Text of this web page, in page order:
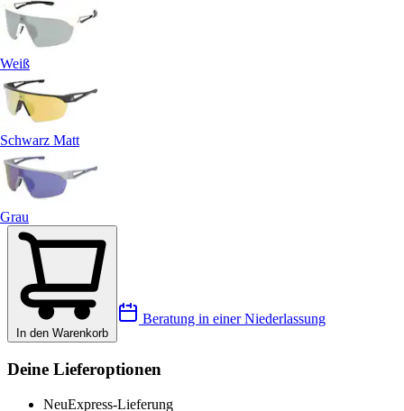
Weiß
Schwarz Matt
Grau
In den Warenkorb
Beratung in einer Niederlassung
Deine Lieferoptionen
NeuExpress-Lieferung